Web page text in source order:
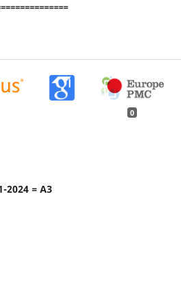
0
2024 = A3